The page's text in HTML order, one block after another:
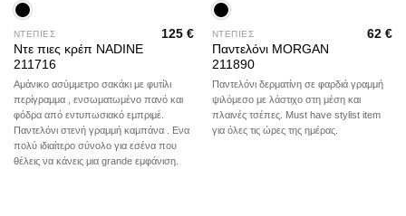
ΝΤΕΠΙΕΣ
Ντε πιες κρέπ NADINE
211716
125€
Αμάνικο ασύμμετρο σακάκι με φυτίλι
περίγραμμα , ενσωματωμένο πανό και
φόδρα από εντυπωσιακό εμπριμέ.
Παντελόνι στενή γραμμή καμπάνα . Ενα
πολύ ιδιαίτερο σύνολο για εσένα που
θέλεις να κάνεις μια grande εμφάνιση.
ΝΤΕΠΙΕΣ
Παντελόνι MORGAN
211890
62€
Παντελόνι δερματίνη σε φαρδιά γραμμή
ψιλόμεσο με λάστιχο στη μέση και
πλαινές τσέπες. Must have stylist item
για όλες τις ώρες της ημέρας.